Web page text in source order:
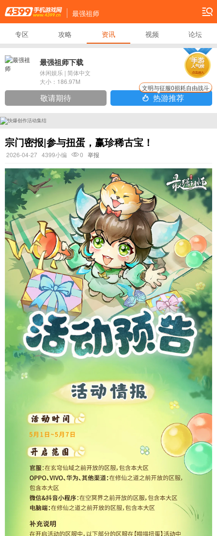
4399手机游戏网
最强祖师
导航
专区 攻略 资讯 视频 论坛
最强祖师下载
休闲娱乐 | 简体中文
大小： 186.97M
敬请期待 热游推荐
文明与征服0损耗自由战斗
宗门密报|参与扭蛋，赢珍稀古宝！
2026-04-27 4399小编 0 举报